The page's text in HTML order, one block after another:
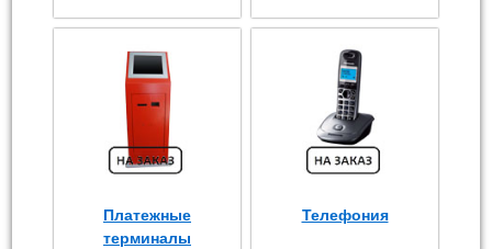
Платежные
терминалы
Телефония